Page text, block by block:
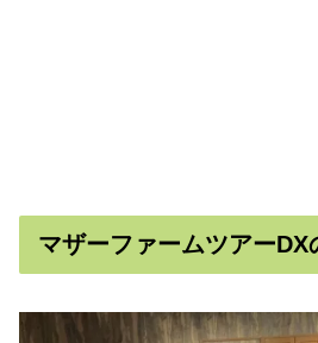
マザーファームツアーDX